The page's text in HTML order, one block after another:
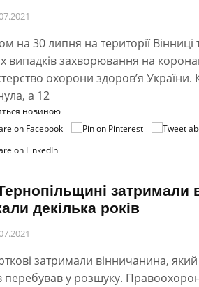
на 30 липня на території Вінниці
випадків захворювання на
охорони здоров’я
а 12
новиною
затримали
декілька років
затримали вінничанина,
перебував у розшуку.